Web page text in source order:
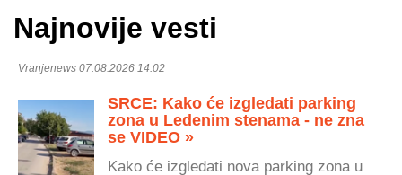
Najnovije vesti
Vranjenews 07.08.2026 14:02
SRCE: Kako će izgledati parking
zona u Ledenim stenama - ne zna
se VIDEO »
Kako će izgledati nova parking zona u